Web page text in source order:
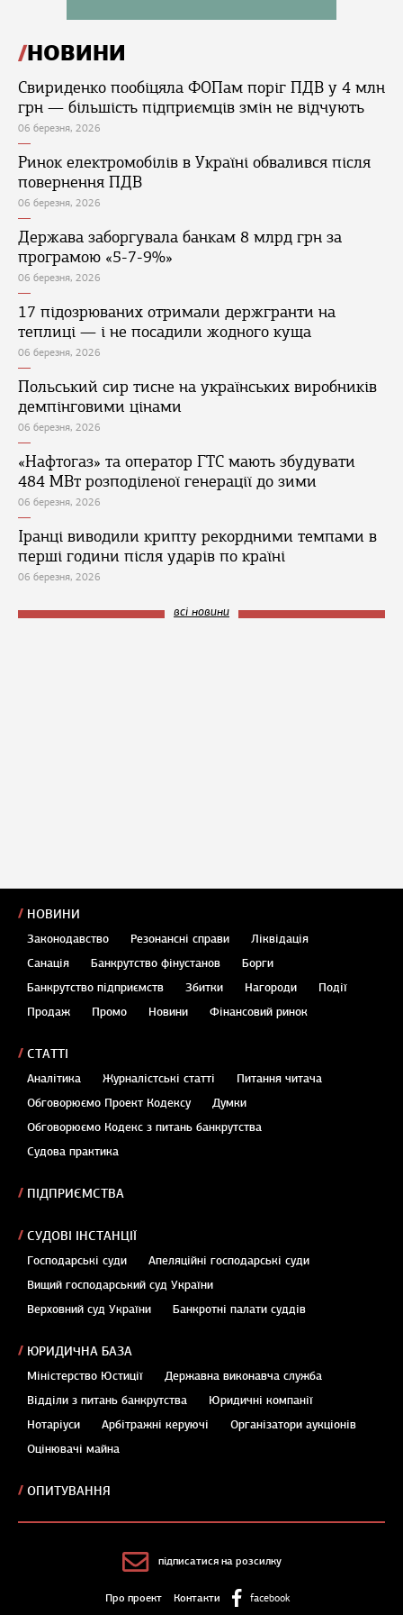
НОВИНИ
Свириденко пообіцяла ФОПам поріг ПДВ у 4 млн
грн — більшість підприємців змін не відчують
06 березня, 2026
Ринок електромобілів в Україні обвалився після
повернення ПДВ
06 березня, 2026
Держава заборгувала банкам 8 млрд грн за
програмою «5-7-9%»
06 березня, 2026
17 підозрюваних отримали держгранти на
теплиці — і не посадили жодного куща
06 березня, 2026
Польський сир тисне на українських виробників
демпінговими цінами
06 березня, 2026
«Нафтогаз» та оператор ГТС мають збудувати
484 МВт розподіленої генерації до зими
06 березня, 2026
Іранці виводили крипту рекордними темпами в
перші години після ударів по країні
06 березня, 2026
всі новини
НОВИНИ
Законодавство Резонансні справи
Ліквідація
Санація
Банкрутство фінустанов
Борги
Банкрутство підприємств
Збитки Нагороди
Події
Продаж
Промо Новини Фінансовий ринок
СТАТТІ
Аналітика Журналістські статті
Питання читача
Обговорюємо Проект Кодексу
Думки
Обговорюємо Кодекс з питань банкрутства
Судова практика
ПІДПРИЄМСТВА
СУДОВІ ІНСТАНЦІЇ
Господарські суди
Апеляційні господарські суди
Вищий господарський суд України
Верховний суд України
Банкротні палати суддів
ЮРИДИЧНА БАЗА
Міністерство Юстиції
Державна виконавча служба
Відділи з питань банкрутства
Юридичні компанії
Нотаріуси
Арбітражні керуючі
Організатори аукціонів
Оцінювачі майна
ОПИТУВАННЯ
підписатися на розсилку
Про проект Контакти facebook